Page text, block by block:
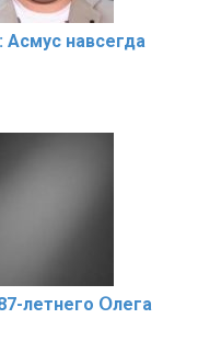
Асмус навсегда
лeтнего Օлега